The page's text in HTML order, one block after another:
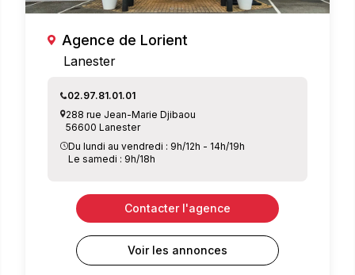
Agence de Lorient
Lanester
02.97.81.01.01
288 rue Jean-Marie Djibaou
56600 Lanester
Du lundi au vendredi : 9h/12h - 14h/19h
Le samedi : 9h/18h
Contacter l'agence
Voir les annonces